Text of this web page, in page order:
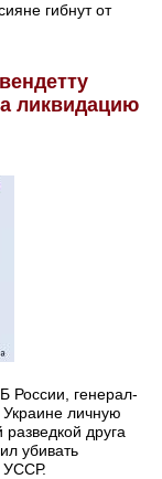
гибнут от
ликвидацию
России, генерал-
личную
друга
убивать
УССР.